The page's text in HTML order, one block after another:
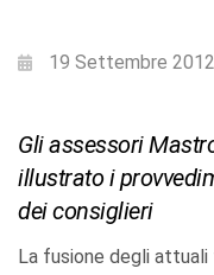
19 Settembre 2012
Gli assessori
illustrato i
dei consiglieri
La fusione degli attuali